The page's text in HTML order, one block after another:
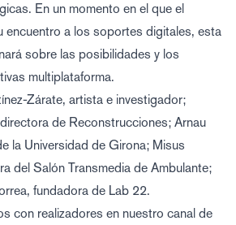
En un momento en el que el
encuentro a los soportes digitales, esta
sobre las posibilidades y los
multiplataforma.
Zárate, artista e investigador;
de Reconstrucciones; Arnau
la Universidad de Girona; Misus
del Salón Transmedia de Ambulante;
fundadora de Lab 22.
con realizadores en nuestro canal de